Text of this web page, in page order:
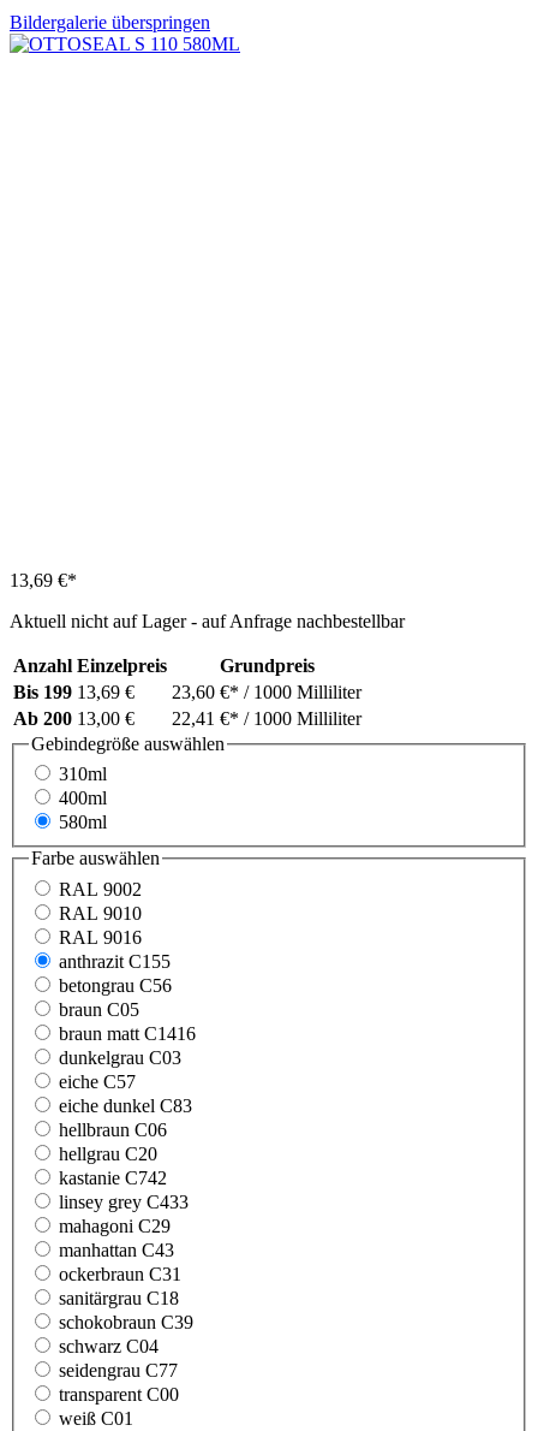
Bildergalerie überspringen
13,69 €*
Aktuell nicht auf Lager - auf Anfrage nachbestellbar
Anzahl Einzelpreis
Grundpreis
Bis 199 13,69 € 23,60 €* / 1000 Milliliter
Ab 200 13,00 € 22,41 €* / 1000 Milliliter
Gebindegröße auswählen
310ml
400ml
580ml
Farbe auswählen
RAL 9002
RAL 9010
RAL 9016
anthrazit C155
betongrau C56
braun C05
braun matt C1416
dunkelgrau C03
eiche C57
eiche dunkel C83
hellbraun C06
hellgrau C20
kastanie C742
linsey grey C433
mahagoni C29
manhattan C43
ockerbraun C31
sanitärgrau C18
schokobraun C39
schwarz C04
seidengrau C77
transparent C00
weiß C01